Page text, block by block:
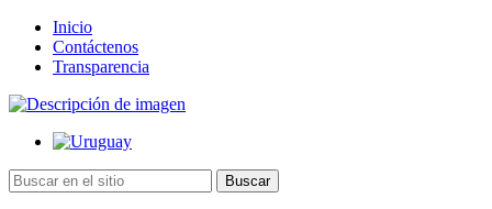
Inicio
Contáctenos
Transparencia